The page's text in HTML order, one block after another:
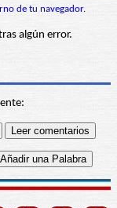
de tu navegador.
algún error.